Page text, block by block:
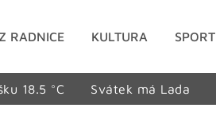
Z RADNICE KULTURA SPORT
18.5 °C Svátek má Lada